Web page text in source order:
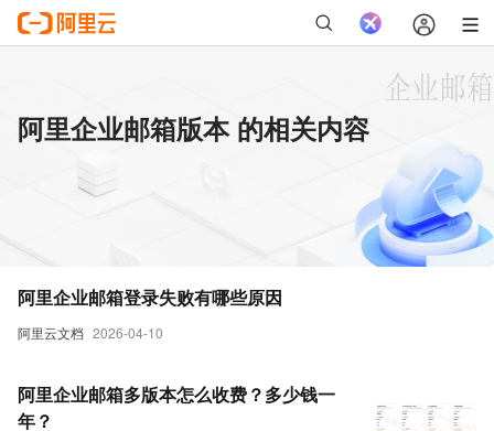
阿里企业邮箱版本 的相关内容
阿里云文档 2026-04-10
阿里企业邮箱登录失败有哪些原因
阿里企业邮箱多版本怎么收费？多少钱一
年？